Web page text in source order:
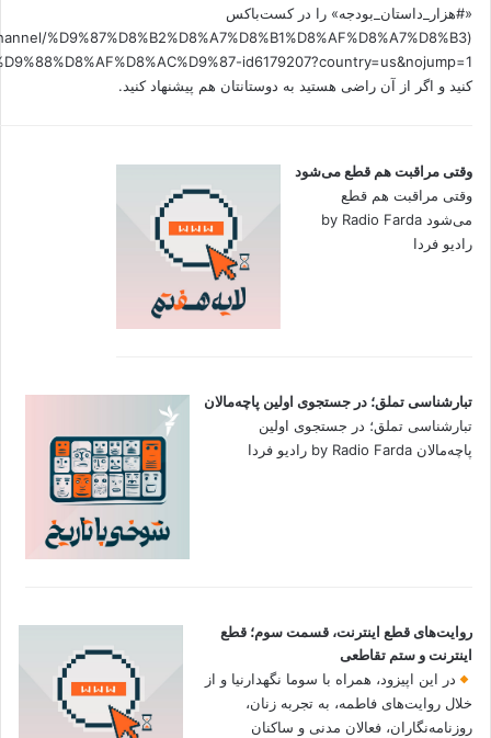
«#هزار_داستان_بودجه» را در کست‌باکس
%D9%87%D8%B2%D8%A7%D8%B1%D8%AF%D8%A7%D8%B3
کنید و اگر از آن راضی هستید به دوستانتان هم پیشنهاد کنید.
وقتی مراقبت هم قطع می‌شود
وقتی مراقبت هم قطع
می‌شود by Radio Farda
رادیو فردا
تبارشناسی تملق؛ در جستجوی اولین‌ پاچه‌مالان
تبارشناسی تملق؛ در جستجوی اولین‌
پاچه‌مالان by Radio Farda رادیو فردا
روایت‌های قطع اینترنت، قسمت سوم؛ قطع
اینترنت و ستم تقاطعی
در این اپیزود، همراه با سوما نگهدارنیا و از
خلال روایت‌های فاطمه، به تجربه زنان،
روزنامه‌نگاران، فعالان مدنی و ساکنان